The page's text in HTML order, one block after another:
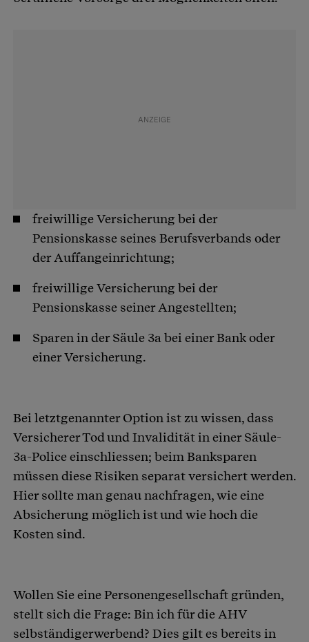
freiwillige Versicherung bei der
Pensionskasse seines Berufsverbands oder
der Auffangeinrichtung;
freiwillige Versicherung bei der
Pensionskasse seiner Angestellten;
Sparen in der Säule 3a bei einer Bank oder
einer Versicherung.
Bei letztgenannter Option ist zu wissen, dass
Versicherer Tod und Invalidität in einer Säule-
3a-Police einschliessen; beim Banksparen
müssen diese Risiken separat versichert werden.
Hier sollte man genau nachfragen, wie eine
Absicherung möglich ist und wie hoch die
Kosten sind.
Wollen Sie eine Personengesellschaft gründen,
stellt sich die Frage: Bin ich für die AHV
selbständigerwerbend? Dies gilt es bereits in